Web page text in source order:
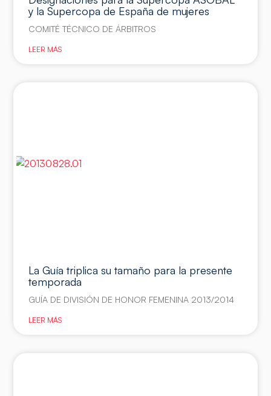
y la Supercopa de España de mujeres
COMITÉ TÉCNICO DE ÁRBITROS
LEER MÁS
La Guía triplica su tamaño para la presente
temporada
GUÍA DE DIVISIÓN DE HONOR FEMENINA 2013/2014
LEER MÁS